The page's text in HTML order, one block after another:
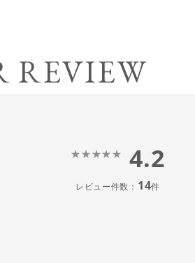
REVIEW
4.2
レビュー件数： 14件